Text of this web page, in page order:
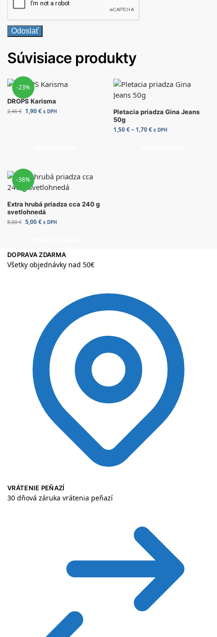
Súvisiace produkty
-23%
DROPS Karisma
2,46€ 1,90€ s DPH
Pletacia priadza Gina Jeans
50g
1,50€– 1,70€ s DPH
-38%
Extra hrubá priadza cca 240 g
svetlohnedá
8,00€ 5,00€ s DPH
DOPRAVA ZDARMA
Všetky objednávky nad 50€
VRÁTENIE PEŇAZÍ
30 dňová záruka vrátenia peňazí